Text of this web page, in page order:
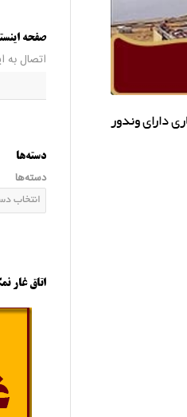
دارای وندور
صفحه
اتصال به
دسته‌ها
دسته‌ها
اتاق غار